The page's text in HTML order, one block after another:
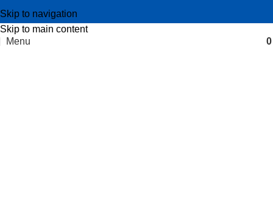
Skip to navigation
Skip to main content
Menu